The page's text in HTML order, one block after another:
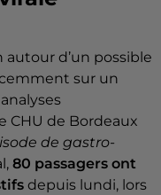
d’un possible
sur un
analyses
CHU de Bordeaux
de gastro-
80 passagers ont
depuis lundi, lors